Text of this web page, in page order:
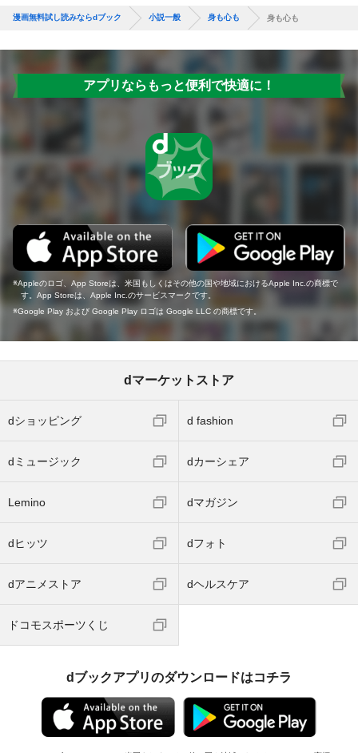
漫画無料試し読みならdブック 小説一般 身も心も 身も心も
アプリならもっと便利で快適に！
Appleのロゴ、App Storeは、米国もしくはその他の国や地域におけるApple Inc.の商標で
す。App Storeは、Apple Inc.のサービスマークです。
Google Play および Google Play ロゴは Google LLC の商標です。
dマーケットストア
dショッピング d fashion
dミュージック dカーシェア
Lemino dマガジン
dヒッツ dフォト
dアニメストア dヘルスケア
ドコモスポーツくじ
dブックアプリのダウンロードはコチラ